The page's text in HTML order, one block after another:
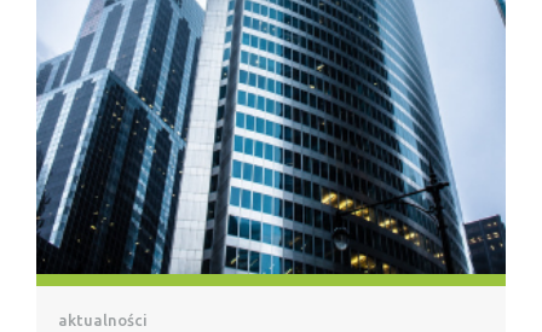
aktualności